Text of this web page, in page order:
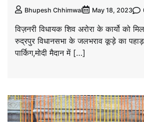
Bhupesh Chhimwal May 18, 2023
विज़नरी विधायक शिव अरोरा के कार्यो को
रुद्रपुर विधानसभा के जलभराव कूड़े का पहाड़
पार्किग,मोदी मैदान में […]